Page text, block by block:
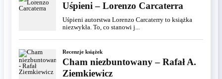
Uśpieni – Lorenzo Carcaterra
Uśpieni autorstwa Lorenzo Carcaterry to książka
niezwykła. To, co stanowi j...
Recenzje książek
Cham niezbuntowany – Rafał A.
Ziemkiewicz